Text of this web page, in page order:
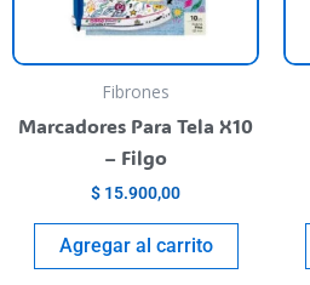
Fibrones
Marcadores Para Tela X10
– Filgo
$ 15.900,00
Agregar al carrito